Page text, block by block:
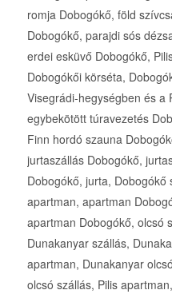
romja Dobogókő, föld
Dobogókő, parajdi sós
erdei esküvő Dobogókő,
Dobogókői körséta,
Visegrádi-hegységben és a
egybekötött túravezetés
Finn hordó szauna
jurtaszállás Dobogókő,
Dobogókő, jurta, Dobogókő
apartman, apartman
apartman Dobogókő, olcsó
Dunakanyar szállás,
apartman, Dunakanyar
olcsó szállás, Pilis